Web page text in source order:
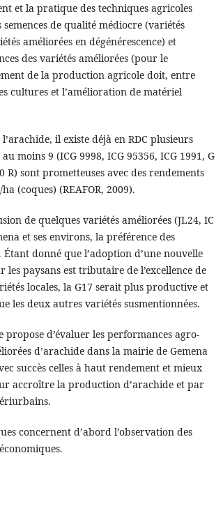
et la pratique des techniques agricoles
de qualité médiocre (variétés
améliorées en dégénérescence) et
des variétés améliorées (pour le
de la production agricole doit, entre
cultures et l’amélioration de matériel
il existe déjà en RDC plusieurs
moins 9 (ICG 9998, ICG 95356, ICG 1991, G
R) sont prometteuses avec des rendements
(coques) (REAFOR, 2009).
de quelques variétés améliorées (JL24, IC
et ses environs, la préférence des
donné que l’adoption d’une nouvelle
paysans est tributaire de l’excellence de
locales, la G17 serait plus productive et
les deux autres variétés susmentionnées.
d’évaluer les performances agro-
d’arachide dans la mairie de Gemena
succès celles à haut rendement et mieux
accroître la production d’arachide et par
concernent d’abord l’observation des